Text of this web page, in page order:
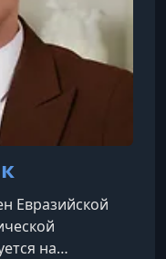
Евразийской
на